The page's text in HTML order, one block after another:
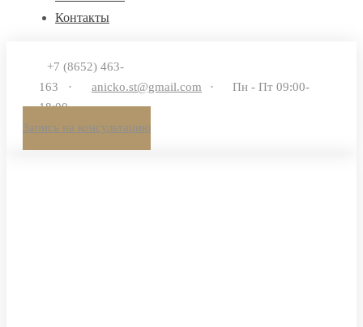
Контакты
+7 (8652) 463-
163
· anicko.st@gmail.com ·
Пн - Пт 09:00-
18:00
Запись на консультацию